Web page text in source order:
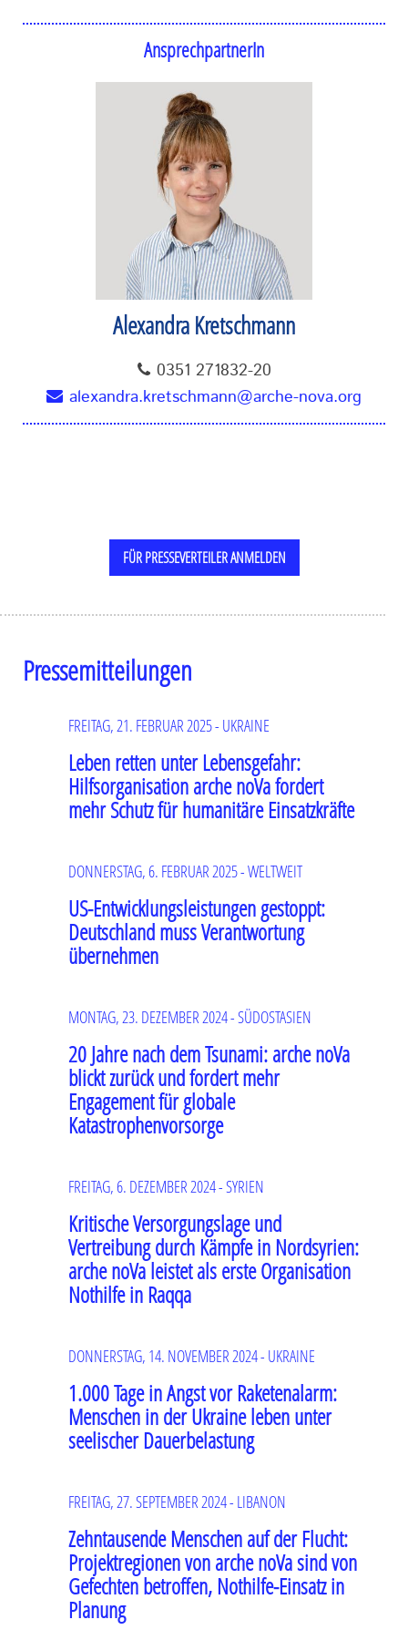
AnsprechpartnerIn
Alexandra Kretschmann
0351 271832-20
alexandra.kretschmann@arche-nova.org
FÜR PRESSEVERTEILER ANMELDEN
Pressemitteilungen
FREITAG, 21. FEBRUAR 2025 - UKRAINE
Leben retten unter Lebensgefahr:
Hilfsorganisation arche noVa fordert
mehr Schutz für humanitäre Einsatzkräfte
DONNERSTAG, 6. FEBRUAR 2025 - WELTWEIT
US-Entwicklungsleistungen gestoppt:
Deutschland muss Verantwortung
übernehmen
MONTAG, 23. DEZEMBER 2024 - SÜDOSTASIEN
20 Jahre nach dem Tsunami: arche noVa
blickt zurück und fordert mehr
Engagement für globale
Katastrophenvorsorge
FREITAG, 6. DEZEMBER 2024 - SYRIEN
Kritische Versorgungslage und
Vertreibung durch Kämpfe in Nordsyrien:
arche noVa leistet als erste Organisation
Nothilfe in Raqqa
DONNERSTAG, 14. NOVEMBER 2024 - UKRAINE
1.000 Tage in Angst vor Raketenalarm:
Menschen in der Ukraine leben unter
seelischer Dauerbelastung
FREITAG, 27. SEPTEMBER 2024 - LIBANON
Zehntausende Menschen auf der Flucht:
Projektregionen von arche noVa sind von
Gefechten betroffen, Nothilfe-Einsatz in
Planung